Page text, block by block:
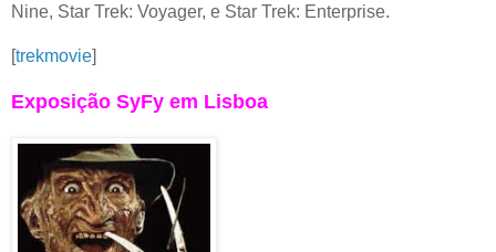
Nine, Star Trek: Voyager, e Star Trek: Enterprise.
[trekmovie]
Exposição SyFy em Lisboa